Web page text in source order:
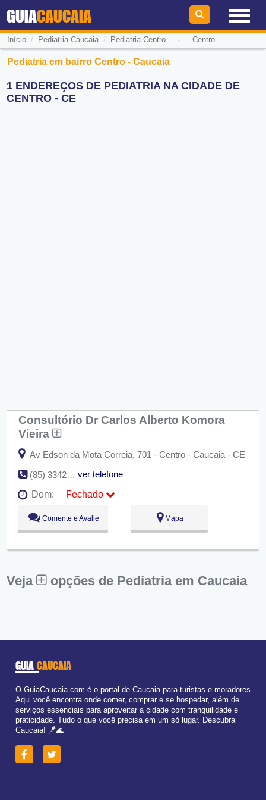
GUIACAUCAIA
Início / Pediatria Caucaia/ Pediatria Centro- Centro
Pediatria em bairro Centro - Caucaia
1 ENDEREÇOS DE PEDIATRIA NA CIDADE DE
CENTRO - CE
Consultório Dr Carlos Alberto Komora
Vieira
Av Edson da Mota Correia, 701 - Centro - Caucaia - CE
(85) 3342-1359
ver telefone
Dom:
Fechado
Seg:
Ter:
09:00 - 18:00
Qua:
09:00 - 18:00
Sex:
09:00 - 18:00
Dom:
Fechado
Comente e Avalie Mapa
Veja opções de Pediatria em Caucaia
GUIA CAUCAIA
O GuiaCaucaia.com é o portal de Caucaia para turistas e moradores.
Aqui você encontra onde comer, comprar e se hospedar, além de
serviços essenciais para aproveitar a cidade com tranquilidade e
praticidade. Tudo o que você precisa em um só lugar. Descubra
Caucaia! 🪁🌊